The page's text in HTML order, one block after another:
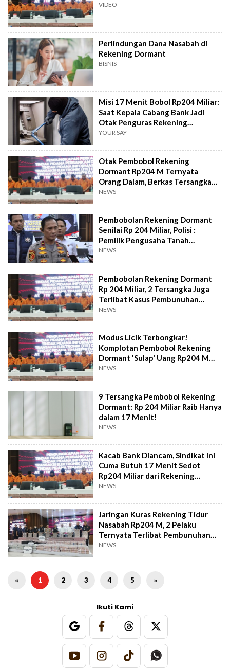
VIDEO
Perlindungan Dana Nasabah di
Rekening Dormant
BISNIS
Misi 17 Menit Bobol Rp204 Miliar:
Saat Kepala Cabang Bank Jadi
Otak Penguras Rekening
Nganggur
YOUR SAY
Otak Pembobol Rekening
Dormant Rp204 M Ternyata
Orang Dalam, Berkas Tersangka
Sudah di Meja Kejagung
NEWS
Pembobolan Rekening Dormant
Senilai Rp 204 Miliar, Polisi :
Pemilik Pengusaha Tanah
Berinisial S
NEWS
Pembobolan Rekening Dormant
Rp 204 Miliar, 2 Tersangka Juga
Terlibat Kasus Pembunuhan
Kacab BRI
NEWS
Modus Licik Terbongkar!
Komplotan Pembobol Rekening
Dormant 'Sulap' Uang Rp204 M
jadi Valas
NEWS
9 Tersangka Pembobol Rekening
Dormant: Rp 204 Miliar Raib Hanya
dalam 17 Menit!
NEWS
Kacab Bank Diancam, Sindikat Ini
Cuma Butuh 17 Menit Sedot
Rp204 Miliar dari Rekening
Dormant
NEWS
Jaringan Kuras Rekening Tidur
Nasabah Rp204 M, 2 Pelaku
Ternyata Terlibat Pembunuhan
Kacab Bank!
NEWS
« 1 2 3 4 5 »
Ikuti Kami